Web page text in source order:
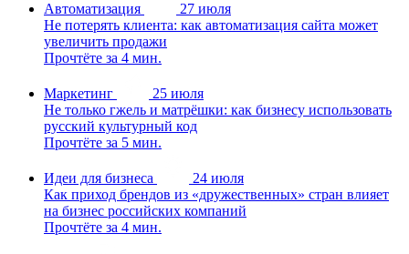
Автоматизация
27 июля
Не потерять клиента: как автоматизация сайта может
увеличить продажи
Прочтёте за 4 мин.
Маркетинг
25 июля
Не только гжель и матрёшки: как бизнесу использовать
русский культурный код
Прочтёте за 5 мин.
Идеи для бизнеса
24 июля
Как приход брендов из «дружественных» стран влияет
на бизнес российских компаний
Прочтёте за 4 мин.